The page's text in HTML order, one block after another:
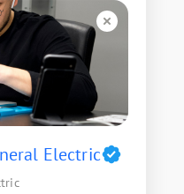
Electric